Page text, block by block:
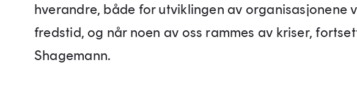
hverandre, både for utviklingen av organisasjonene
fredstid, og når noen av oss rammes av kriser,
Shagemann.